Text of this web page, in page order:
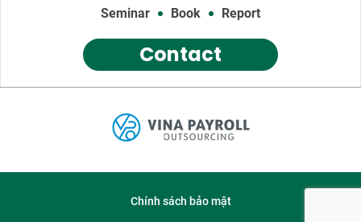
Seminar Book Report
Contact
Chính sách bảo mật